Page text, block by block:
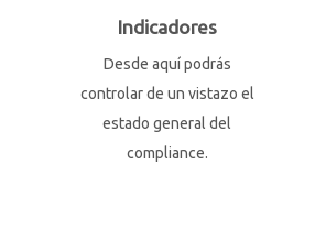
Indicadores
Desde aquí podrás
controlar de un vistazo el
estado general del
compliance.